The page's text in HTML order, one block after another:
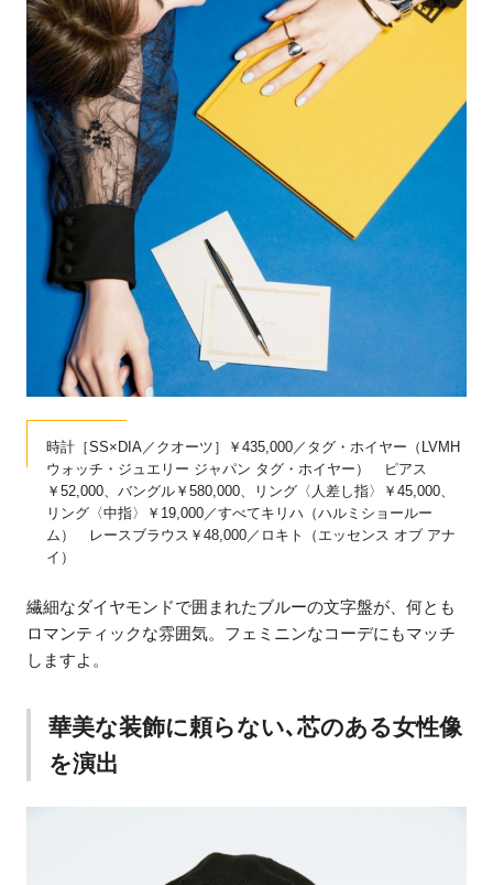
時計［SS×DIA／クオーツ］￥435,000／タグ・ホイヤー（LVMH
ウォッチ・ジュエリー ジャパン タグ・ホイヤー） ピアス
￥52,000、バングル￥580,000、リング〈人差し指〉￥45,000、
リング〈中指〉￥19,000／すべてキリハ（ハルミショールー
ム） レースブラウス￥48,000／ロキト（エッセンス オブ アナ
イ）
繊細なダイヤモンドで囲まれたブルーの文字盤が、何とも
ロマンティックな雰囲気。フェミニンなコーデにもマッチ
しますよ。
華美な装飾に頼らない､芯のある女性像
を演出